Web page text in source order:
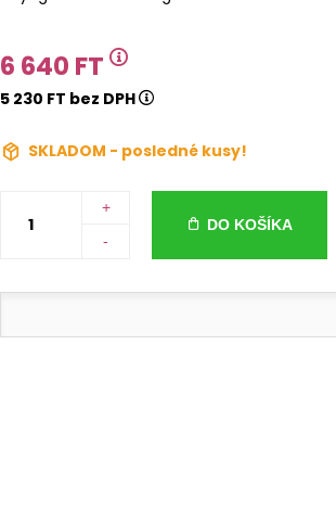
6 640 FT
5 230 FT bez DPH
SKLADOM - posledné kusy!
+
-
DO KOŠÍKA